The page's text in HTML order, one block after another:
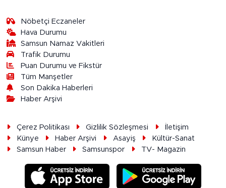
Nöbetçi Eczaneler
Hava Durumu
Samsun Namaz Vakitleri
Trafik Durumu
Puan Durumu ve Fikstür
Tüm Manşetler
Son Dakika Haberleri
Haber Arşivi
Çerez Politikası Gizlilik Sözleşmesi
İletişim
Künye
Haber Arşivi Asayiş
Kültür-Sanat
Samsun Haber
Samsunspor TV- Magazin